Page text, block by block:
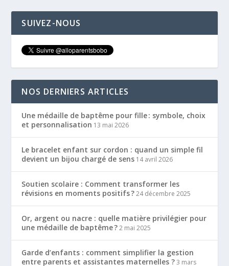
SUIVEZ-NOUS
NOS DERNIERS ARTICLES
Une médaille de baptême pour fille : symbole, choix
et personnalisation 13 mai 2026
Le bracelet enfant sur cordon : quand un simple fil
devient un bijou chargé de sens 14 avril 2026
Soutien scolaire : Comment transformer les
révisions en moments positifs ? 24 décembre 2025
Or, argent ou nacre : quelle matière privilégier pour
une médaille de baptême ? 2 mai 2025
Garde d’enfants : comment simplifier la gestion
entre parents et assistantes maternelles ? 3 mars